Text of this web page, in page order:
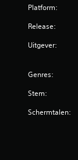
Platform:
Release:
Uitgever:
Genres:
Stem:
Schermtalen: